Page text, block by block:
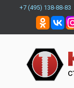
+7 (495) 138-88-83